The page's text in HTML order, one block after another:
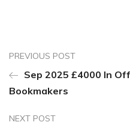
PREVIOUS POST
Sep 2025 £4000 In
Bookmakers
NEXT POST